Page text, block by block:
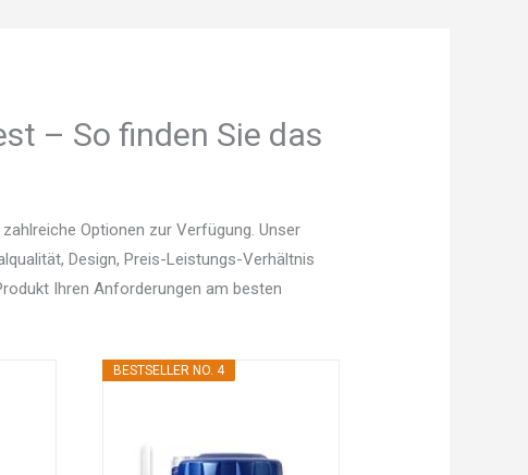
– So finden Sie das
Optionen zur Verfügung. Unser
Design, Preis-Leistungs-Verhältnis
Ihren Anforderungen am besten
BESTSELLER NO. 4